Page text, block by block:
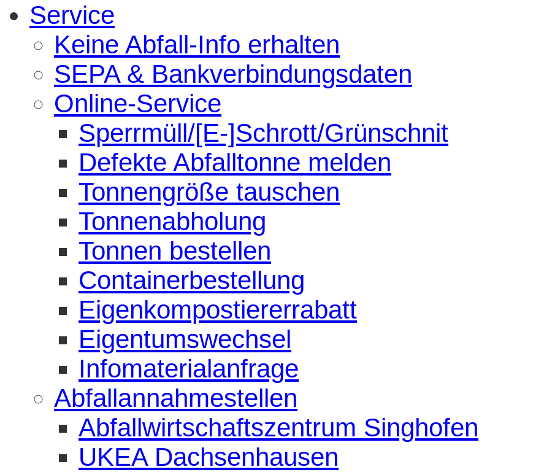
Service
Keine Abfall-Info erhalten
SEPA & Bankverbindungsdaten
Online-Service
Sperrmüll/[E-]Schrott/Grünschnit
Defekte Abfalltonne melden
Tonnengröße tauschen
Tonnenabholung
Tonnen bestellen
Containerbestellung
Eigenkompostiererrabatt
Eigentumswechsel
Infomaterialanfrage
Abfallannahmestellen
Abfallwirtschaftszentrum Singhofen
UKEA Dachsenhausen